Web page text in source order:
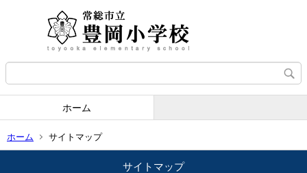
ホーム
ホーム サイトマップ
サイトマップ